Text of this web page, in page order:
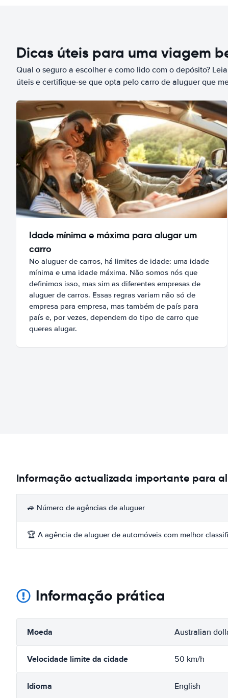
Dicas úteis para uma viagem
Qual o seguro a escolher e como lido com o depósito?
úteis e certifique-se que opta pelo carro de aluguer que
Idade mínima e máxima para alugar um
carro
No aluguer de carros, há limites de idade: uma idade
mínima e uma idade máxima. Não somos nós que
definimos isso, mas sim as diferentes empresas de
aluguer de carros. Essas regras variam não só de
empresa para empresa, mas também de país para
país e, por vezes, dependem do tipo de carro que
queres alugar.
Informação actualizada importante para
🚙 Número de agências de aluguer
🏆 A agência de aluguer de automóveis com melhor
Informação prática
Moeda Australian
Velocidade limite da cidade 50 km/h
Idioma English